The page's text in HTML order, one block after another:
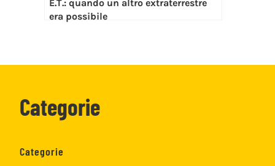
E.T.: quando un altro extraterrestre
era possibile
Categorie
Categorie